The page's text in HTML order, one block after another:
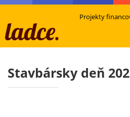
Projekty
Stavbársky deň